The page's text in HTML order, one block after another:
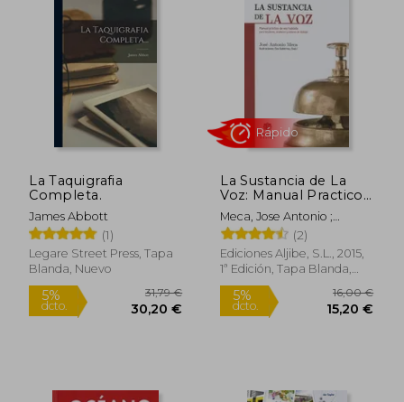
dcto. 18,90 € dcto.
La Taquigrafia
Completa.
James Abbott
(1)
Legare Street Press, Tapa
Blanda, Nuevo
La Sustancia de La
Voz: Manual Practico
de Voz Hablada Para
Locutores, Oradores y
Actores de Doblaje
Meca, Jose Antonio ;
Gutierrez (Evali), Eva
(2)
Ediciones Aljibe, S.L., 2015,
1ª Edición, Tapa Blanda,
Nuevo